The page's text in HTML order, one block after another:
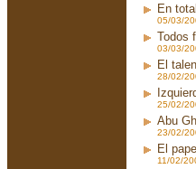
En
05/03/
Todos
03/03/
El
28/02/
25/02/
Abu
23/02/
El
11/02/